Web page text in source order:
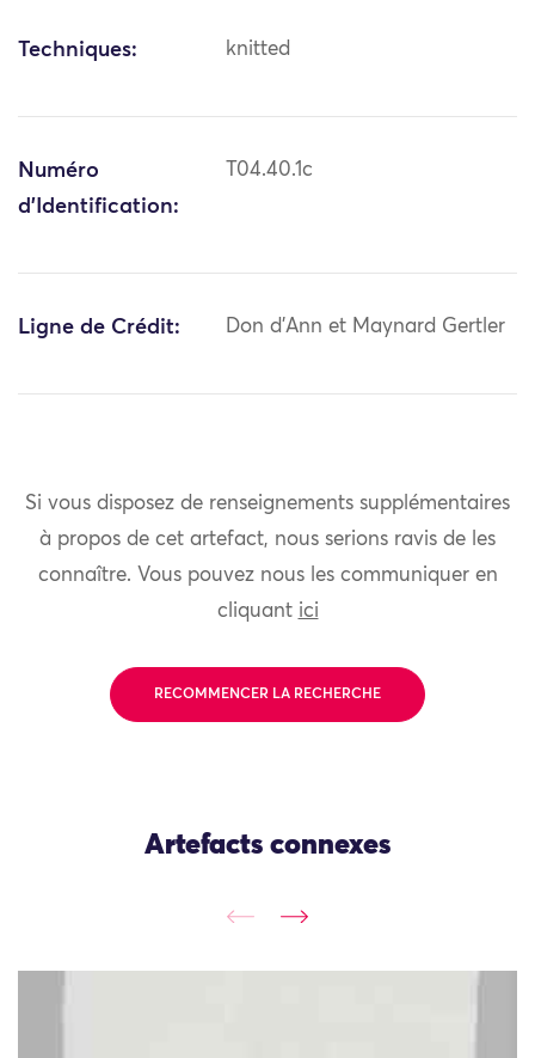
Techniques: knitted
Numéro
d'Identification:
T04.40.1c
Ligne de Crédit: Don d'Ann et Maynard Gertler
Si vous disposez de renseignements supplémentaires
à propos de cet artefact, nous serions ravis de les
connaître. Vous pouvez nous les communiquer en
cliquant ici
RECOMMENCER LA RECHERCHE
Artefacts connexes